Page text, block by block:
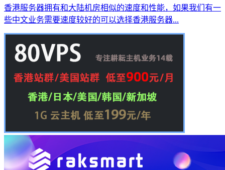
香港服务器拥有和大陆机房相似的速度和性能，如果我们有一
些中文业务需要速度较好的可以选择香港服务器...